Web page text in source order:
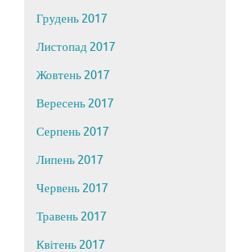
Грудень 2017
Листопад 2017
Жовтень 2017
Вересень 2017
Серпень 2017
Липень 2017
Червень 2017
Травень 2017
Квітень 2017